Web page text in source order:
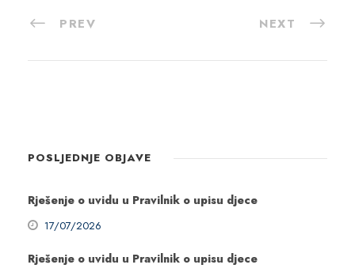
PREV NEXT
POSLJEDNJE OBJAVE
Rješenje o uvidu u Pravilnik o upisu djece
17/07/2026
Rješenje o uvidu u Pravilnik o upisu djece